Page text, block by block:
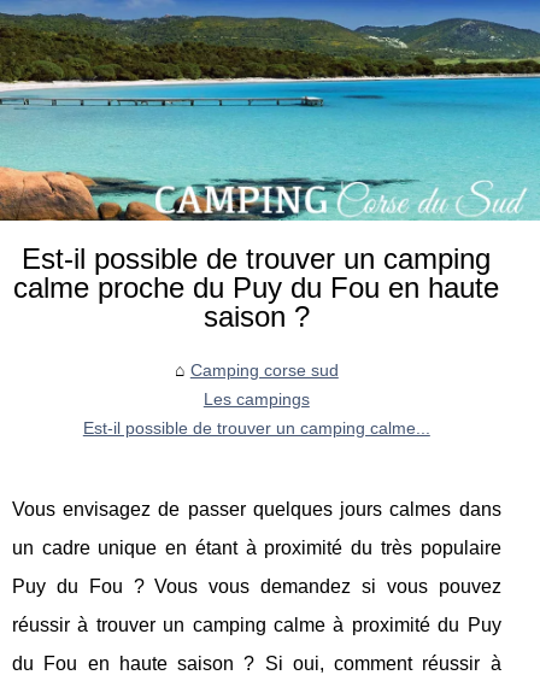
Est-il possible de trouver un camping
calme proche du Puy du Fou en haute
saison ?
Camping corse sud
Les campings
Est-il possible de trouver un camping calme...
Vous envisagez de passer quelques jours calmes dans
un cadre unique en étant à proximité du très populaire
Puy du Fou ? Vous vous demandez si vous pouvez
réussir à trouver un camping calme à proximité du Puy
du Fou en haute saison ? Si oui, comment réussir à